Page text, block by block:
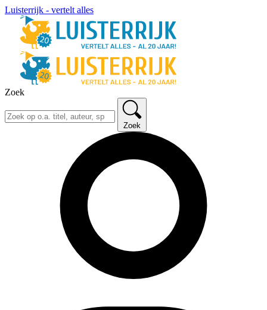
Luisterrijk - vertelt alles
Zoek
Zoek